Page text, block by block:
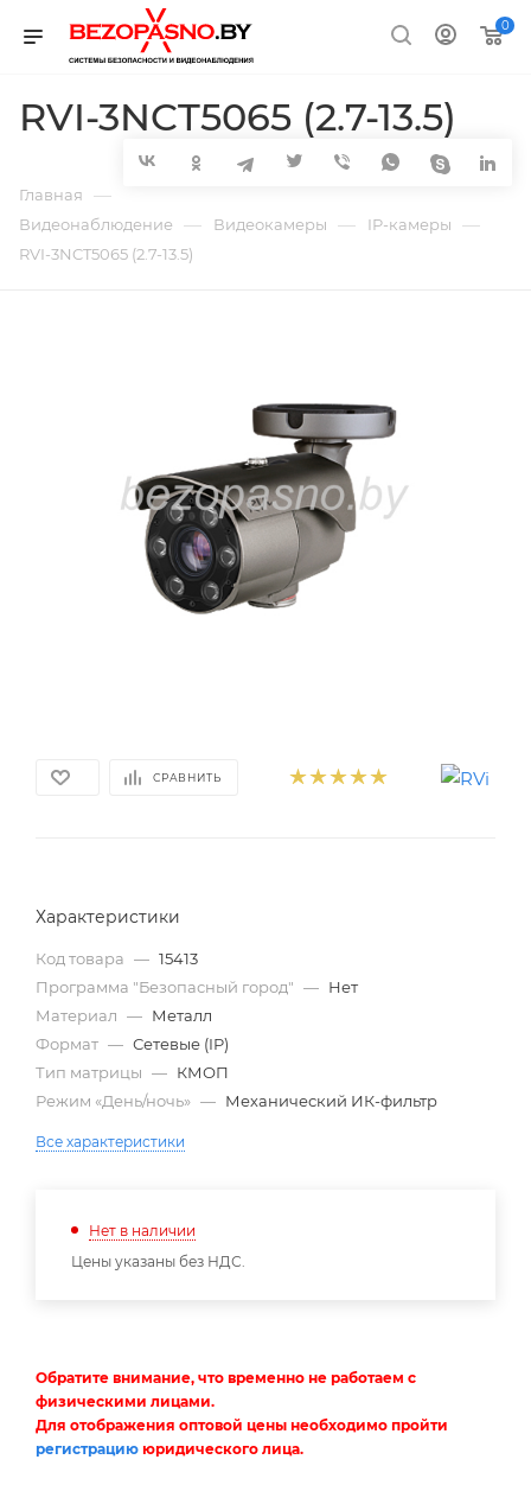
0
RVI-3NCT5065 (2.7-13.5)
Главная —
Видеонаблюдение — Видеокамеры — IP-камеры —
RVI-3NCT5065 (2.7-13.5)
СРАВНИТЬ
Характеристики
Код товара — 15413
Программа "Безопасный город" — Нет
Материал — Металл
Формат — Сетевые (IP)
Тип матрицы — КМОП
Режим «День/ночь» — Механический ИК-фильтр
Все характеристики
Нет в наличии
Цены указаны без НДС.
Обратите внимание, что временно не работаем с
физическими лицами.
Для отображения оптовой цены необходимо пройти
регистрацию юридического лица.